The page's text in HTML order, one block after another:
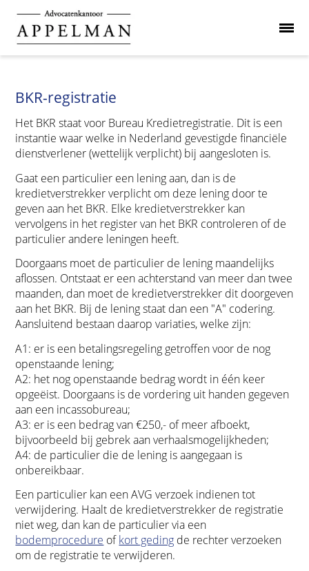
BKR-registratie
Het BKR staat voor Bureau Kredietregistratie. Dit is een
instantie waar welke in Nederland gevestigde financiële
dienstverlener (wettelijk verplicht) bij aangesloten is.
Gaat een particulier een lening aan, dan is de
kredietverstrekker verplicht om deze lening door te
geven aan het BKR. Elke kredietverstrekker kan
vervolgens in het register van het BKR controleren of de
particulier andere leningen heeft.
Doorgaans moet de particulier de lening maandelijks
aflossen. Ontstaat er een achterstand van meer dan twee
maanden, dan moet de kredietverstrekker dit doorgeven
aan het BKR. Bij de lening staat dan een "A" codering.
Aansluitend bestaan daarop variaties, welke zijn:
A1: er is een betalingsregeling getroffen voor de nog
openstaande lening;
A2: het nog openstaande bedrag wordt in één keer
opgeëist. Doorgaans is de vordering uit handen gegeven
aan een incassobureau;
A3: er is een bedrag van €250,- of meer afboekt,
bijvoorbeeld bij gebrek aan verhaalsmogelijkheden;
A4: de particulier die de lening is aangegaan is
onbereikbaar.
Een particulier kan een AVG verzoek indienen tot
verwijdering. Haalt de kredietverstrekker de registratie
niet weg, dan kan de particulier via een
bodemprocedure ofkort geding de rechter verzoeken
om de registratie te verwijderen.